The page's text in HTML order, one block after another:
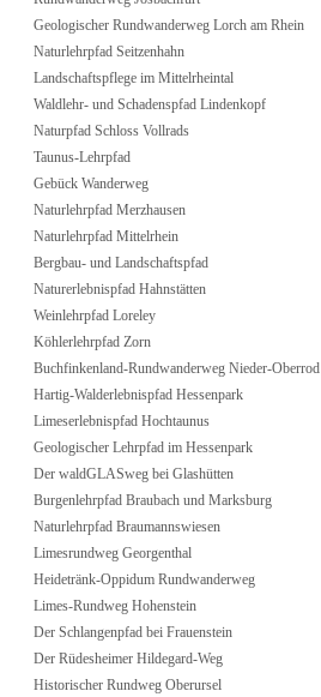
Geologischer Rundwanderweg Lorch am Rhein
Naturlehrpfad Seitzenhahn
Landschaftspflege im Mittelrheintal
Waldlehr- und Schadenspfad Lindenkopf
Naturpfad Schloss Vollrads
Taunus-Lehrpfad
Gebück Wanderweg
Naturlehrpfad Merzhausen
Naturlehrpfad Mittelrhein
Bergbau- und Landschaftspfad
Naturerlebnispfad Hahnstätten
Weinlehrpfad Loreley
Köhlerlehrpfad Zorn
Buchfinkenland-Rundwanderweg Nieder-Oberrod
Hartig-Walderlebnispfad Hessenpark
Limeserlebnispfad Hochtaunus
Geologischer Lehrpfad im Hessenpark
Der waldGLASweg bei Glashütten
Burgenlehrpfad Braubach und Marksburg
Naturlehrpfad Braumannswiesen
Limesrundweg Georgenthal
Heidetränk-Oppidum Rundwanderweg
Limes-Rundweg Hohenstein
Der Schlangenpfad bei Frauenstein
Der Rüdesheimer Hildegard-Weg
Historischer Rundweg Oberursel